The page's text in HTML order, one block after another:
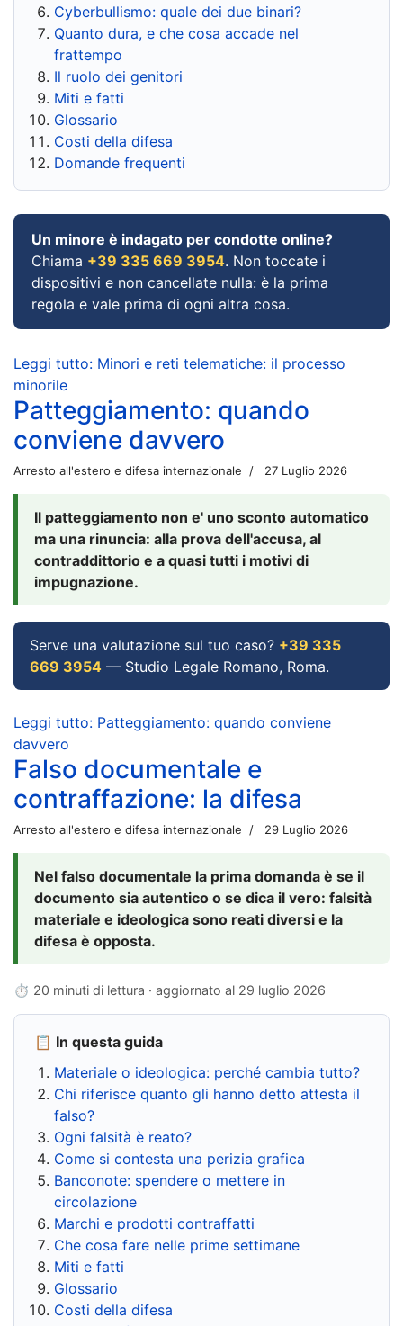
Cyberbullismo: quale dei due binari?
Quanto dura, e che cosa accade nel
frattempo
Il ruolo dei genitori
Miti e fatti
Glossario
Costi della difesa
Domande frequenti
Un minore è indagato per condotte online?
Chiama +39 335 669 3954. Non toccate i
dispositivi e non cancellate nulla: è la prima
regola e vale prima di ogni altra cosa.
Leggi tutto: Minori e reti telematiche: il processo
minorile
Patteggiamento: quando
conviene davvero
Arresto all'estero e difesa internazionale 27 Luglio 2026
Il patteggiamento non e' uno sconto automatico
ma una rinuncia: alla prova dell'accusa, al
contraddittorio e a quasi tutti i motivi di
impugnazione.
Serve una valutazione sul tuo caso? +39 335
669 3954 — Studio Legale Romano, Roma.
Leggi tutto: Patteggiamento: quando conviene
davvero
Falso documentale e
contraffazione: la difesa
Arresto all'estero e difesa internazionale 29 Luglio 2026
Nel falso documentale la prima domanda è se il
documento sia autentico o se dica il vero: falsità
materiale e ideologica sono reati diversi e la
difesa è opposta.
⏱ 20 minuti di lettura · aggiornato al 29 luglio 2026
📋 In questa guida
Materiale o ideologica: perché cambia tutto?
Chi riferisce quanto gli hanno detto attesta il
falso?
Ogni falsità è reato?
Come si contesta una perizia grafica
Banconote: spendere o mettere in
circolazione
Marchi e prodotti contraffatti
Che cosa fare nelle prime settimane
Miti e fatti
Glossario
Costi della difesa